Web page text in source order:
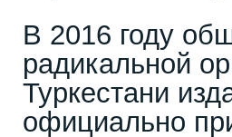
В 2016 году
радикальной
Туркестани
официально